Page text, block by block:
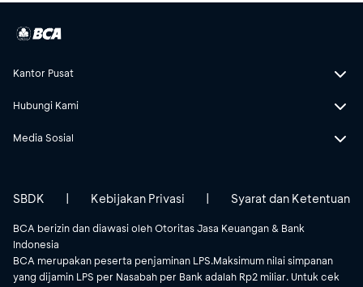
Kantor Pusat
Hubungi Kami
Media Sosial
BCA berizin dan diawasi oleh Otoritas Jasa Keuangan & Bank
Indonesia
BCA merupakan peserta penjaminan LPS.Maksimum nilai simpanan
yang dijamin LPS per Nasabah per Bank adalah Rp2 miliar. Untuk cek
SBDK | Kebijakan Privasi | Syarat dan Ketentuan